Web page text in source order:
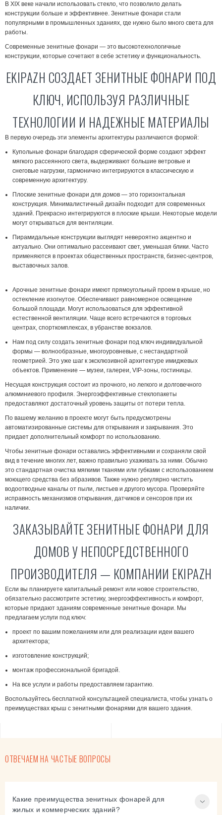
В XIX веке начали использовать стекло, что позволило делать
конструкции больше и эффективнее. Зенитные фонари стали
популярными в промышленных зданиях, где нужно было много света для
работы.
Современные зенитные фонари — это высокотехнологичные
конструкции, которые сочетают в себе эстетику и функциональность.
EKIPAZH СОЗДАЕТ ЗЕНИТНЫЕ ФОНАРИ ПОД
КЛЮЧ, ИСПОЛЬЗУЯ РАЗЛИЧНЫЕ
ТЕХНОЛОГИИ И НАДЕЖНЫЕ МАТЕРИАЛЫ
В первую очередь эти элементы архитектуры различаются формой:
Купольные фонари благодаря сферической форме создают эффект
мягкого рассеянного света, выдерживают большие ветровые и
снеговые нагрузки, гармонично интегрируются в классическую и
современную архитектуру.
Плоские зенитные фонари для домов — это горизонтальная
конструкция. Минималистичный дизайн подходит для современных
зданий. Прекрасно интегрируются в плоские крыши. Некоторые модели
могут открываться для вентиляции.
Пирамидальные конструкции выглядят невероятно акцентно и
актуально. Они оптимально рассеивают свет, уменьшая блики. Часто
применяются в проектах общественных пространств, бизнес-центров,
выставочных залов.
Арочные зенитные фонари имеют прямоугольный проем в крыше, но
остекление изогнутое. Обеспечивают равномерное освещение
большой площади. Могут использоваться для эффективной
естественной вентиляции. Чаще всего встречаются в торговых
центрах, спорткомплексах, в убранстве вокзалов.
Нам под силу создать зенитные фонари под ключ индивидуальной
формы — волнообразные, многоуровневые, с нестандартной
геометрией. Это уже шаг к эксклюзивной архитектуре имиджевых
объектов. Применение — музеи, галереи, VIP-зоны, гостиницы.
Несущая конструкция состоит из прочного, но легкого и долговечного
алюминиевого профиля. Энергоэффективные стеклопакеты
предоставляют достаточный уровень защиты от потери тепла.
По вашему желанию в проекте могут быть предусмотрены
автоматизированные системы для открывания и закрывания. Это
придает дополнительный комфорт по использованию.
Чтобы зенитные фонари оставались эффективными и сохраняли свой
вид в течение многих лет, важно правильно ухаживать за ними. Обычно
это стандартная очистка мягкими тканями или губками с использованием
моющего средства без абразивов. Также нужно регулярно чистить
водоотводные каналы от пыли, листьев и другого мусора. Проверяйте
исправность механизмов открывания, датчиков и сенсоров при их
наличии.
ЗАКАЗЫВАЙТЕ ЗЕНИТНЫЕ ФОНАРИ ДЛЯ
ДОМОВ У НЕПОСРЕДСТВЕННОГО
ПРОИЗВОДИТЕЛЯ — КОМПАНИИ EKIPAZH
Если вы планируете капитальный ремонт или новое строительство,
обязательно рассмотрите эстетику, энергоэффективность и комфорт,
которые придают зданиям современные зенитные фонари. Мы
предлагаем услуги под ключ:
проект по вашим пожеланиям или для реализации идеи вашего
архитектора;
изготовление конструкций;
монтаж профессиональной бригадой.
На все услуги и работы предоставляем гарантию.
Воспользуйтесь бесплатной консультацией специалиста, чтобы узнать о
преимуществах крыш с зенитными фонарями для вашего здания.
ОТВЕЧАЕМ НА ЧАСТЫЕ ВОПРОСЫ
Какие преимущества зенитных фонарей для
жилых и коммерческих зданий?